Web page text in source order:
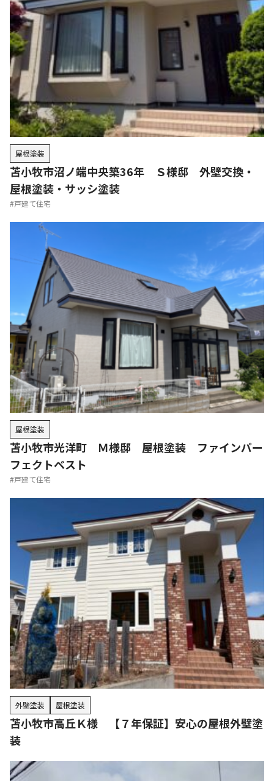
職人さんはいい人ばかりで、その上とても丁寧な仕事
っぷり。
期待していた以上の出来上がりでとっても満足してい
ます。
施工事例もご覧いただけます
外壁塗装
北海道苫小牧市
周りからの高い評判を受けて依頼させていただきまし
た。工事後の連絡は徹底していて安心。さらに塗装だ
けでなく、外灯やエアコンまで対応してもらえて大変
満足しています！
施工事例もご覧いただけます
屋根塗装
苫小牧市沼ノ端中央築36年 Ｓ様邸 外壁交換・
屋根塗装・サッシ塗装
#戸建て住宅
屋根塗装
苫小牧市光洋町 Ｍ様邸 屋根塗装 ファインパー
フェクトベスト
#戸建て住宅
外壁塗装 屋根塗装
苫小牧市高丘Ｋ様 【７年保証】安心の屋根外壁塗
装